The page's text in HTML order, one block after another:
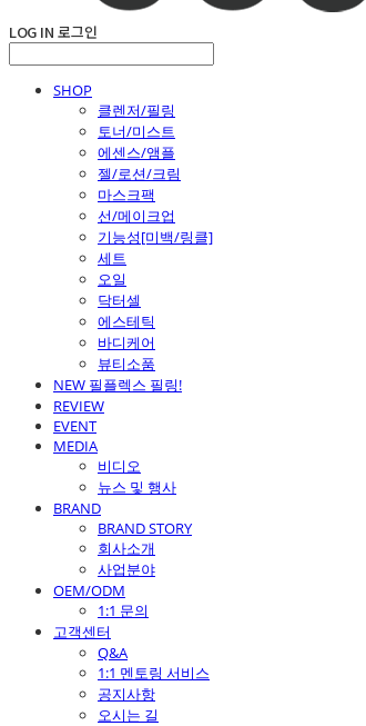
LOG IN 로그인
SHOP
클렌저/필링
토너/미스트
에센스/앰플
젤/로션/크림
마스크팩
선/메이크업
기능성[미백/링클]
세트
오일
닥터셀
에스테틱
바디케어
뷰티소품
NEW 필플렉스 필링!
REVIEW
EVENT
MEDIA
비디오
뉴스 및 행사
BRAND
BRAND STORY
회사소개
사업분야
OEM/ODM
1:1 문의
고객센터
Q&A
1:1 멘토링 서비스
공지사항
오시는 길